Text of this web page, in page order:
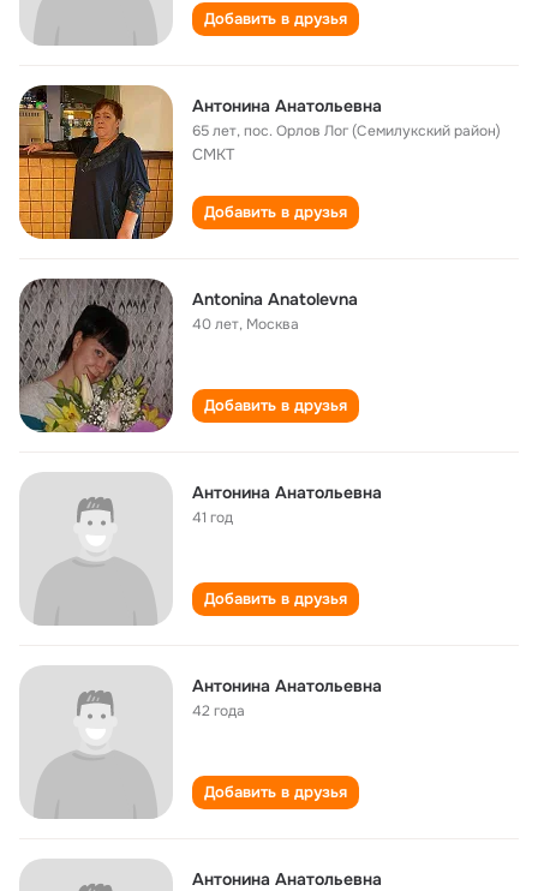
Добавить в друзья
Антонина Анатольевна
65 лет,пос. Орлов Лог (Семилукский район)
СМКТ
Добавить в друзья
Antonina Anatolevna
40 лет, Москва
Добавить в друзья
Антонина Анатольевна
41 год
Добавить в друзья
Антонина Анатольевна
42 года
Добавить в друзья
Антонина Анатольевна